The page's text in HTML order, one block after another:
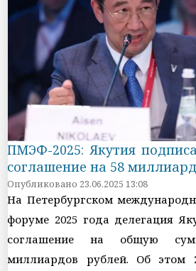
ПМЭФ-2025: Якутия
соглашение на 58
Опубликовано 23.06.2025 13:08
На Петербургском
форуме 2025 года делегация
соглашение на общую
миллиардов рублей. Об этом